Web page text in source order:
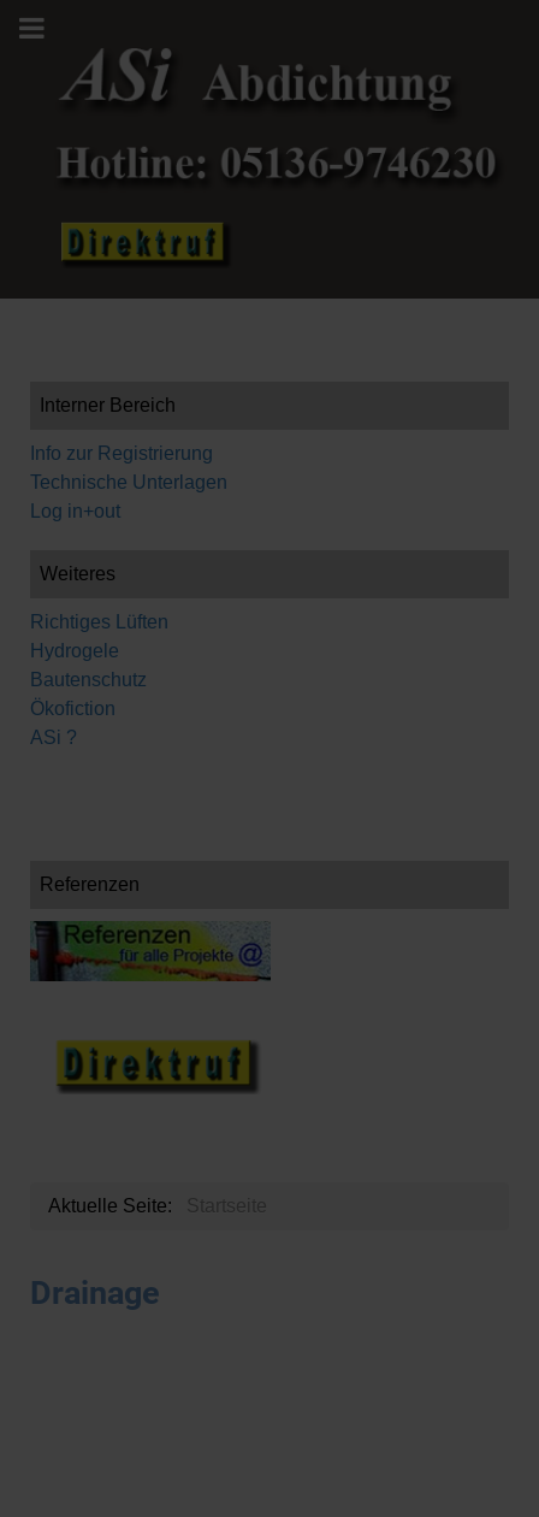
Interner Bereich
Info zur Registrierung
Technische Unterlagen
Log in+out
Weiteres
Richtiges Lüften
Hydrogele
Bautenschutz
Ökofiction
ASi ?
Referenzen
Aktuelle Seite: Startseite
Drainage